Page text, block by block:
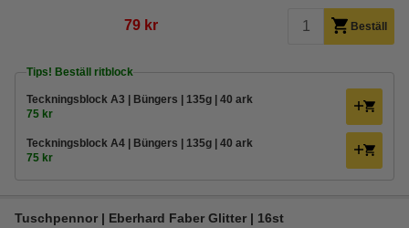
79 kr Beställ
Tips! Beställ ritblock
Teckningsblock A3 | Büngers | 135g | 40 ark
75 kr
Teckningsblock A4 | Büngers | 135g | 40 ark
75 kr
Tuschpennor | Eberhard Faber Glitter | 16st